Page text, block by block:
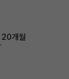
20개월